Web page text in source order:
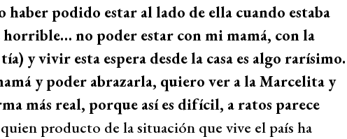
haber podido estar al lado de ella cuando estaba
no poder estar con mi mamá, con la
y vivir esta espera desde la casa es algo rarísimo.
y poder abrazarla, quiero ver a la Marcelita y
más real, porque así es difícil, a ratos parece
producto de la situación que vive el país ha